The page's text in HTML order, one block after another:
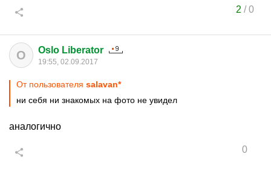
2 /0
O Oslo Liberator
19:55, 02.09.2017
От пользователя salavan*
ни себя ни знакомых на фото не увидел
аналогично
0